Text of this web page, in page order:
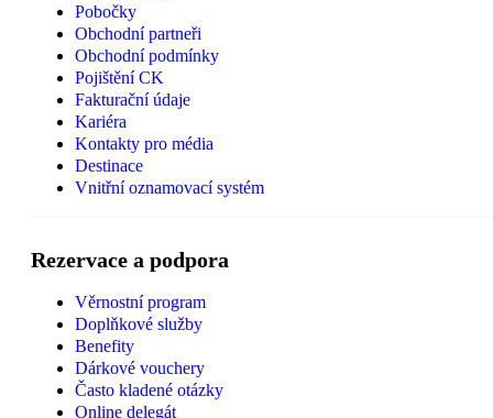
Pobočky
Obchodní partneři
Obchodní podmínky
Pojištění CK
Fakturační údaje
Kariéra
Kontakty pro média
Destinace
Vnitřní oznamovací systém
Rezervace a podpora
Věrnostní program
Doplňkové služby
Benefity
Dárkové vouchery
Často kladené otázky
Online delegát